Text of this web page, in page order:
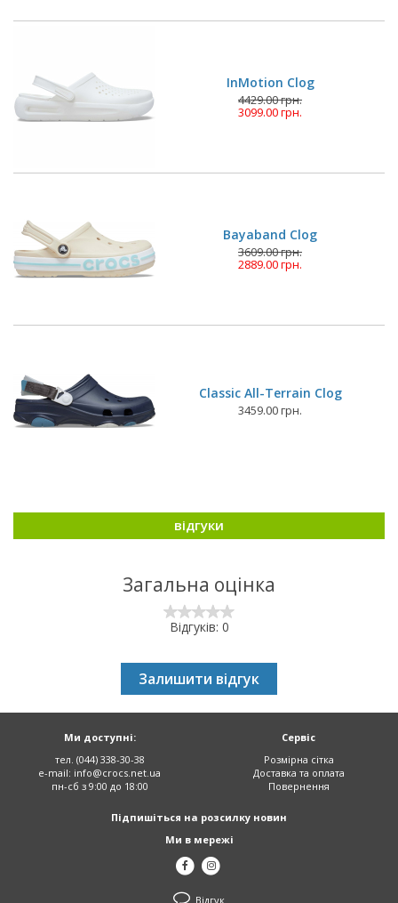
InMotion Clog
4429.00 грн.
3099.00 грн.
Bayaband Clog
3609.00 грн.
2889.00 грн.
Classic All-Terrain Clog
3459.00 грн.
відгуки
Загальна оцінка
Відгуків: 0
Залишити відгук
Сервіс
Розмірна сітка
Доставка та оплата
Повернення
Ми доступні:
тел. (044) 338-30-38
e-mail: info@crocs.net.ua
пн-сб з 9:00 до 18:00
Підпишіться на розсилку новин
Ми в мережі
Відгук